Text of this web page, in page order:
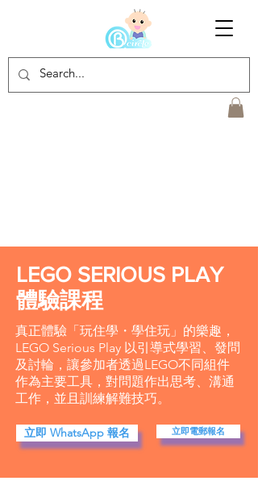
LEGO SERIOUS PLAY
體驗課程
真正體驗「玩住學・學住玩」的樂趣，
LEGO Serious Play 以引導式學習、發問
及討輪，讓參加者透過LEGO不同組件
作為主要工具，對問題作出思考、溝通
工作，並且訓練解難技巧。
立即 WhatsApp 報名 立即電郵報名